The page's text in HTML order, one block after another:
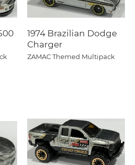
1974 Brazilian Dodge
Charger
ZAMAC Themed Multipack